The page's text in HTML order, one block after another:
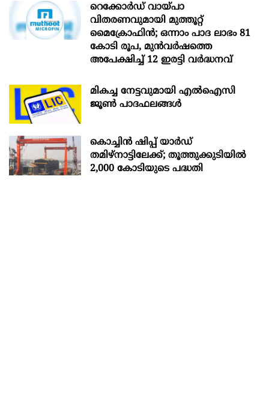
റെക്കോർഡ് വായ്പാ
വിതരണവുമായി മുത്തൂറ്റ്
മൈക്രോഫിൻ; ഒന്നാം പാദ ലാഭം 81
കോടി രൂപ, മുൻവർഷത്തെ
അപേക്ഷിച്ച് 12 ഇരട്ടി വർദ്ധനവ്
മികച്ച നേട്ടവുമായി എൽഐസി
ജൂൺ പാദഫലങ്ങൾ
കൊച്ചിന്‍ ഷിപ്പ് യാർഡ്
തമിഴ്നാട്ടിലേക്ക്; തൂത്തുക്കുടിയിൽ
2,000 കോടിയുടെ പദ്ധതി